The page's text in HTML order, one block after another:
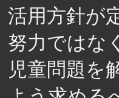
活用方針が
努力ではな
児童問題を